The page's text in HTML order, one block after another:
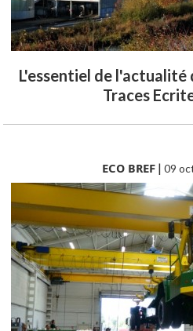
L'essentiel de l'actualité
Traces
ECO BREF |09